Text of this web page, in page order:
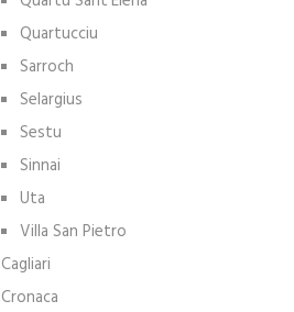
Quartucciu
Sarroch
Selargius
Sestu
Sinnai
Uta
Villa San Pietro
Cagliari
Cronaca